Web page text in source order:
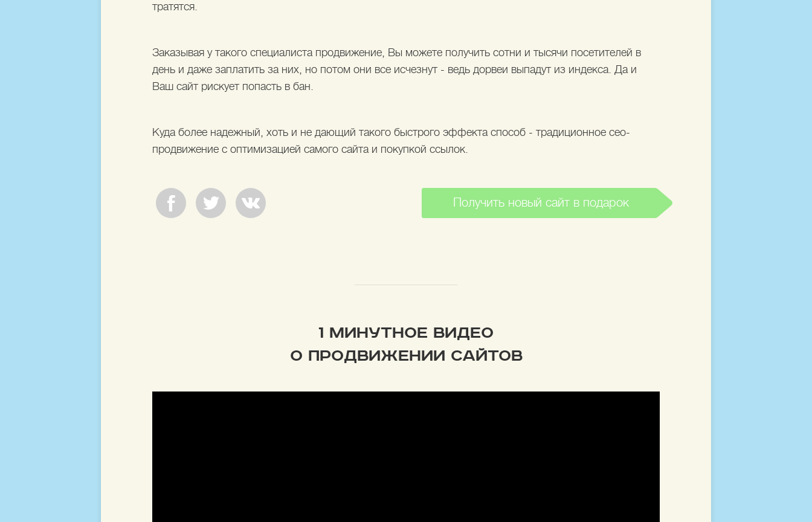
тратятся.
Заказывая у такого специалиста продвижение, Вы можете получить сотни и тысячи посетителей в
день и даже заплатить за них, но потом они все исчезнут - ведь дорвеи выпадут из индекса. Да и
Ваш сайт рискует попасть в бан.
Куда более надежный, хоть и не дающий такого быстрого эффекта способ - традиционное сео-
продвижение с оптимизацией самого сайта и покупкой ссылок.
Получить новый сайт в подарок
1 МИНУТНОЕ ВИДЕО
О ПРОДВИЖЕНИИ САЙТОВ